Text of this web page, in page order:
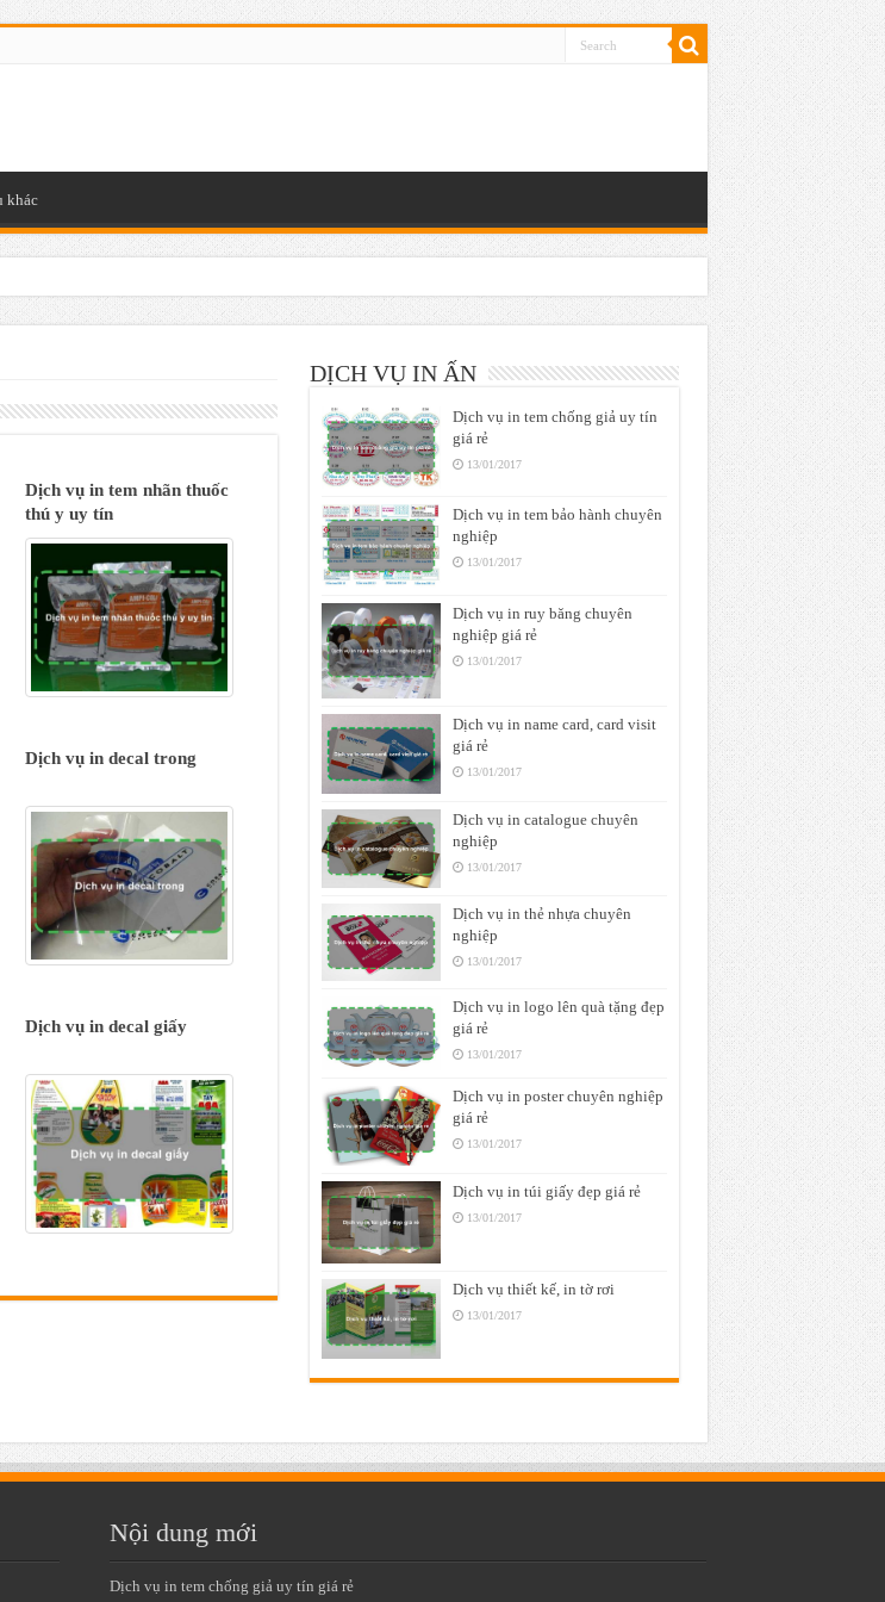
khác
Dịch vụ in tem nhãn thuốc
thú y uy tín
Dịch vụ in decal trong
Dịch vụ in decal giấy
DỊCH VỤ IN ẤN
Dịch vụ in tem chống giả uy tín
giá rẻ
13/01/2017
Dịch vụ in tem bảo hành chuyên
nghiệp
13/01/2017
Dịch vụ in ruy băng chuyên
nghiệp giá rẻ
13/01/2017
Dịch vụ in name card, card visit
giá rẻ
13/01/2017
Dịch vụ in catalogue chuyên
nghiệp
13/01/2017
Dịch vụ in thẻ nhựa chuyên
nghiệp
13/01/2017
Dịch vụ in logo lên quà tặng đẹp
giá rẻ
13/01/2017
Dịch vụ in poster chuyên nghiệp
giá rẻ
13/01/2017
Dịch vụ in túi giấy đẹp giá rẻ
13/01/2017
Dịch vụ thiết kế, in tờ rơi
13/01/2017
Nội dung mới
Dịch vụ in tem chống giả uy tín giá rẻ